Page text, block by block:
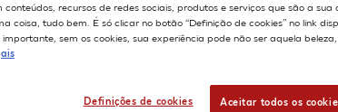
conteúdos, recursos de redes sociais, produtos e serviços que são a
coisa, tudo bem. É só clicar no botão “Definição de cookies” no link
sem os cookies, sua experiência pode não ser aquela
Definições de cookies Aceitar todos os